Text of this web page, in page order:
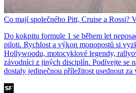
Co mají společného Pitt, Cruise a Rossi?
Do kokpitu formule 1 se během let
piloti. Rychlost a výkon monopostů si
Hollywoodu, motocyklové legendy,
závodníci z jiných disciplín. Podívejte se
dostaly jedinečnou příležitost usednout za